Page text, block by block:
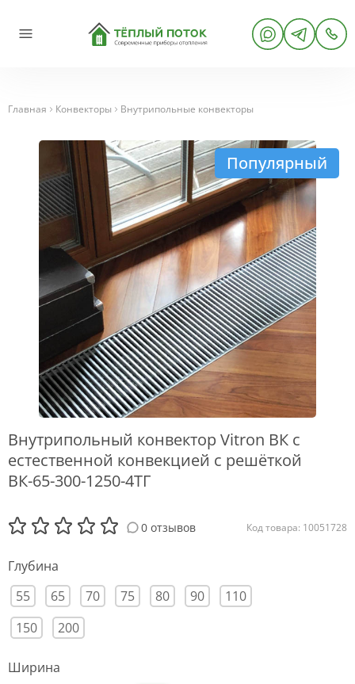
Главная Конвекторы Внутрипольные конвекторы
Популярный
Внутрипольный конвектор Vitron ВК с
естественной конвекцией с решёткой
ВК-65-300-1250-4ТГ
0 отзывов Код товара: 10051728
Глубина
55
65 70 75 80 90
110
150
200
Ширина